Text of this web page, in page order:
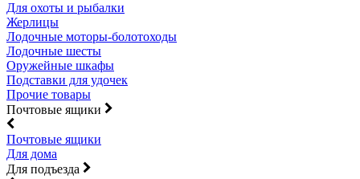
Для охоты и рыбалки
Жерлицы
Лодочные моторы-болотоходы
Лодочные шесты
Оружейные шкафы
Подставки для удочек
Прочие товары
Почтовые ящики
Почтовые ящики
Для дома
Для подъезда